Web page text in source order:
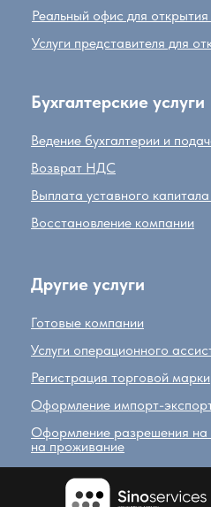
Реальный офис для открытия
Услуги представителя для
Бухгалтерские услуги
Ведение бухгалтерии и
Возврат НДС
Выплата уставного
Восстановление компании
Другие услуги
Готовые компании
Регистрация торговой марки
Услуги операционного
Оформление импорт-
Оформление разрешения на
на проживание